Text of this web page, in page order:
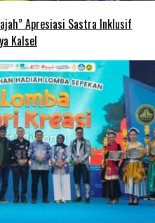
Apresiasi Sastra Inklusif
Kalsel